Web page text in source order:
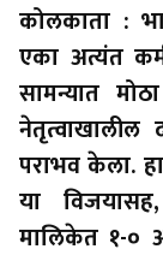
कोलकाता :
एका अत्यंत
सामन्यात
नेतृत्वाखालील
पराभव केला.
या
मालिकेत १-०